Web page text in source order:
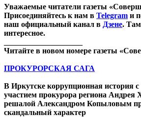
Уважаемые читатели газеты
Присоединяйтесь к нам в Telegram и
наш официальный канал в Дзене. Там
интересное.
Читайте в новом номере газеты
ПРОКУРОРСКАЯ САГА
В Иркутске коррупционная история
участием прокурора региона
решалой Александром Копыловым
скандальный характер